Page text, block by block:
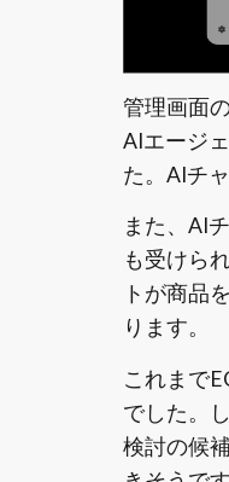
管理画面
AIエージ
た。AIチ
また、AI
も受けら
トが商品
ります。
これまで
でした。
検討の候